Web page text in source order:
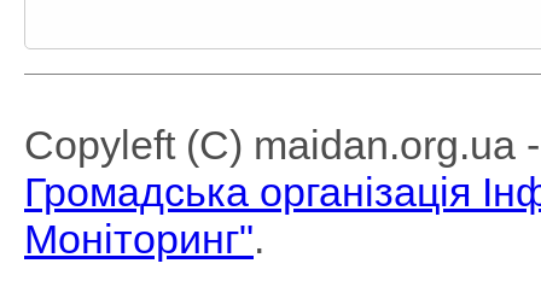
Copyleft (C) maidan.org.ua
Громадська організація
Моніторинг".